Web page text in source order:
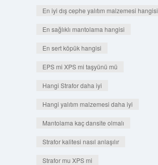
En iyi dış cephe yalıtım malzemesi hangisi
En sağlıklı mantolama hangisi
En sert köpük hangisi
EPS mi XPS mi taşyünü mü
Hangi Strafor daha iyi
Hangi yalıtım malzemesi daha iyi
Mantolama kaç dansite olmalı
Strafor kalitesi nasıl anlaşılır
Strafor mu XPS mi